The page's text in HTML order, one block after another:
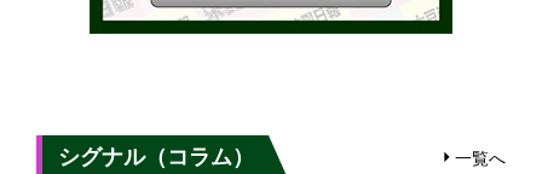
シグナル（コラム） 一覧へ